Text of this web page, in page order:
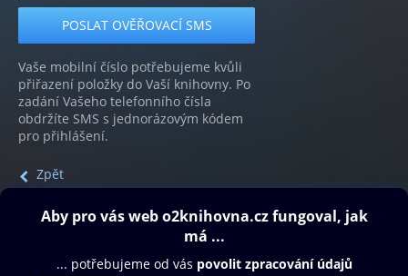
Vaše mobilní číslo potřebujeme kvůli
přiřazení položky do Vaší knihovny. Po
zadání Vašeho telefonního čísla
obdržíte SMS s jednorázovým kódem
pro přihlášení.
Zpět
Obsah ke stažení